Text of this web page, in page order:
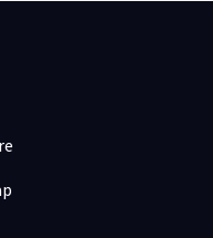
enligt